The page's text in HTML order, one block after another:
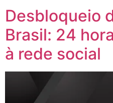
Desbloqueio
Brasil: 24
à rede social